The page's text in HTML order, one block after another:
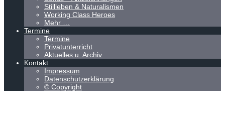
Stillleben & Naturalismen
Working Class Heroes
Mehr …
Termine
Termine
Privatunterricht
Aktuelles u. Archiv
Kontakt
Impressum
Datenschutzerklärung
© Copyright